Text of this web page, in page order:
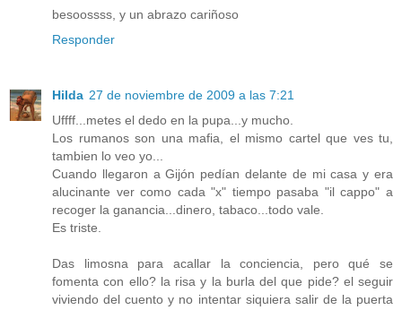
besoossss, y un abrazo cariñoso
Responder
Hilda 27 de noviembre de 2009 a las 7:21
Uffff...metes el dedo en la pupa...y mucho.
Los rumanos son una mafia, el mismo cartel que ves tu,
tambien lo veo yo...
Cuando llegaron a Gijón pedían delante de mi casa y era
alucinante ver como cada "x" tiempo pasaba "il cappo" a
recoger la ganancia...dinero, tabaco...todo vale.
Es triste.
Das limosna para acallar la conciencia, pero qué se
fomenta con ello? la risa y la burla del que pide? el seguir
viviendo del cuento y no intentar siquiera salir de la puerta